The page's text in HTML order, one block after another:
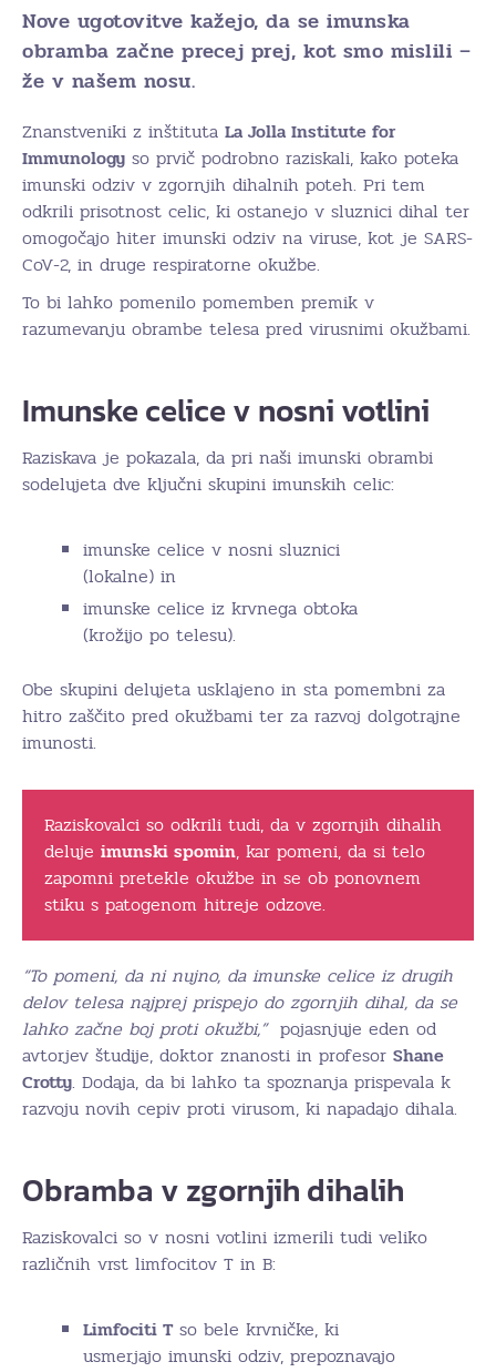
Nove ugotovitve kažejo, da se imunska
obramba začne precej prej, kot smo mislili –
že v našem nosu.
Znanstveniki z inštituta La Jolla Institute for
Immunology so prvič podrobno raziskali, kako poteka
imunski odziv v zgornjih dihalnih poteh. Pri tem
odkrili prisotnost celic, ki ostanejo v sluznici dihal ter
omogočajo hiter imunski odziv na viruse, kot je SARS-
CoV-2, in druge respiratorne okužbe.
To bi lahko pomenilo pomemben premik v
razumevanju obrambe telesa pred virusnimi okužbami.
Imunske celice v nosni votlini
Raziskava je pokazala, da pri naši imunski obrambi
sodelujeta dve ključni skupini imunskih celic:
imunske celice v nosni sluznici
(lokalne) in
imunske celice iz krvnega obtoka
(krožijo po telesu).
Obe skupini delujeta usklajeno in sta pomembni za
hitro zaščito pred okužbami ter za razvoj dolgotrajne
imunosti.
Raziskovalci so odkrili tudi, da v zgornjih dihalih
deluje imunski spomin, kar pomeni, da si telo
zapomni pretekle okužbe in se ob ponovnem
stiku s patogenom hitreje odzove.
“To pomeni, da ni nujno, da imunske celice iz drugih
delov telesa najprej prispejo do zgornjih dihal, da se
lahko začne boj proti okužbi,” pojasnjuje eden od
avtorjev študije, doktor znanosti in profesor Shane
Crotty. Dodaja, da bi lahko ta spoznanja prispevala k
razvoju novih cepiv proti virusom, ki napadajo dihala.
Obramba v zgornjih dihalih
Raziskovalci so v nosni votlini izmerili tudi veliko
različnih vrst limfocitov T in B:
Limfociti Tso bele krvničke, ki
usmerjajo imunski odziv, prepoznavajo